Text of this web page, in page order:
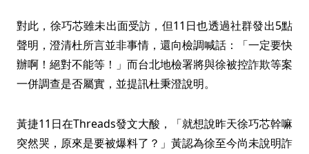
對此，徐巧芯雖未出面受訪，但11日也透過社群發出5點
聲明，澄清杜所言並非事情，還向檢調喊話：「一定要快
辦啊！絕對不能等！」而台北地檢署將與徐被控詐欺等案
一併調查是否屬實，並提訊杜秉澄說明。
黃捷11日在Threads發文大酸，「就想說昨天徐巧芯幹嘛
突然哭，原來是要被爆料了？」黃認為徐至今尚未說明詐